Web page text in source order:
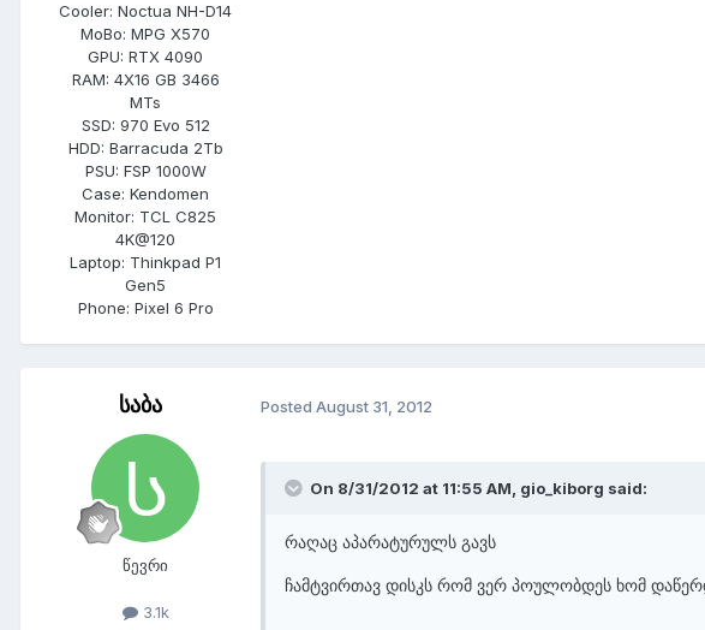
Cooler: Noctua NH-D14
MoBo: MPG X570
GPU: RTX 4090
RAM: 4X16 GB 3466
MTs
SSD: 970 Evo 512
HDD: Barracuda 2Tb
PSU: FSP 1000W
Case: Kendomen
Monitor: TCL C825
4K@120
Laptop: Thinkpad P1
Gen5
Phone: Pixel 6 Pro
საბა
წევრი
3.1k
Posted August 31, 2012
On 8/31/2012 at 11:55 AM, gio_kiborg said:
რაღაც აპარატურულს გავს
ჩამტვირთავ დისკს რომ ვერ პოულობდეს ხომ